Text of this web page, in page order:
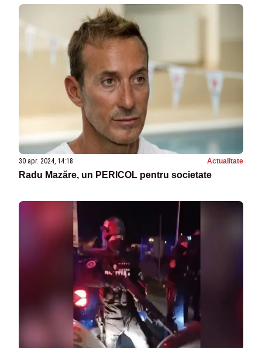
30 apr. 2024, 14:18 Actualitate
Radu Mazăre, un PERICOL pentru societate